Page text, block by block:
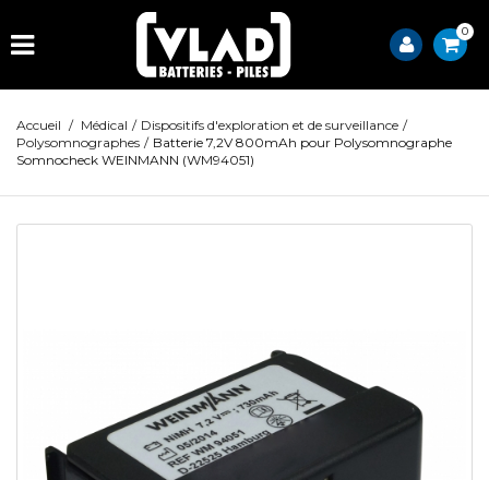
0
Accueil / Médical / Dispositifs d'exploration et de surveillance /
Polysomnographes / Batterie 7,2V 800mAh pour Polysomnographe
Somnocheck WEINMANN (WM94051)